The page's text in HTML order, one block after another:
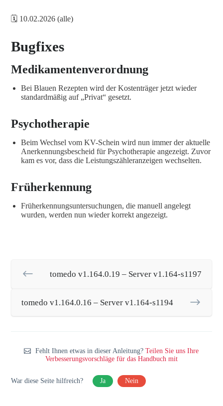
🗓️ 10.02.2026 (alle)
Bugfixes
Medikamentenverordnung
Bei Blauen Rezepten wird der Kostenträger jetzt wieder
standardmäßig auf „Privat“ gesetzt.
Psychotherapie
Beim Wechsel vom KV-Schein wird nun immer der aktuelle
Anerkennungsbescheid für Psychotherapie angezeigt. Zuvor
kam es vor, dass die Leistungszähleranzeigen wechselten.
Früherkennung
Früherkennungsuntersuchungen, die manuell angelegt
wurden, werden nun wieder korrekt angezeigt.
tomedo v1.164.0.19 – Server v1.164-s1197
tomedo v1.164.0.16 – Server v1.164-s1194
Fehlt Ihnen etwas in dieser Anleitung?Teilen Sie uns Ihre
Verbesserungsvorschläge für das Handbuch mit
War diese Seite hilfreich? Ja Nein